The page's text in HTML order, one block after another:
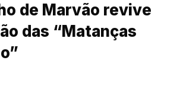
de Marvão revive
das “Matanças